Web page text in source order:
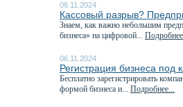
06.11.2024
Кассовый разрыв?
Знаем, как важно небольшим
бизнеса» на цифровой...
06.11.2024
Регистрация бизнеса под
Бесплатно зарегистрировать
формой бизнеса и... Подробнее...